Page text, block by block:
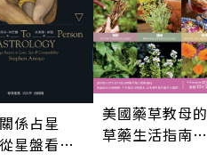
係占星
星盤看見
美國藥草教母的
草藥生活指南